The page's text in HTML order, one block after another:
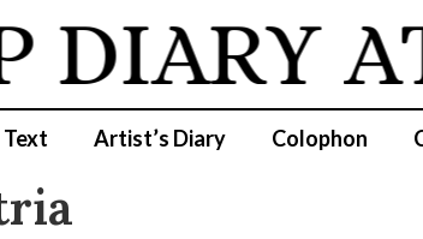
DIARY
Artist’s Diary Colophon